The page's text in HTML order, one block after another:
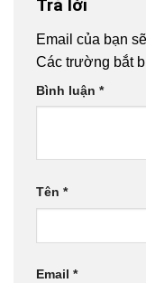
Trả lời
Email của bạn
Các trường bắt
Bình luận *
Tên *
Email *